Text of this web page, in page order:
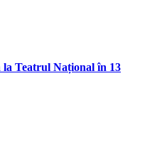
Teatrul Național în 13